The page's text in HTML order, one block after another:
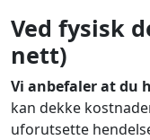
Ved fysisk
nett)
Vi anbefaler at du
kan dekke
uforutsette